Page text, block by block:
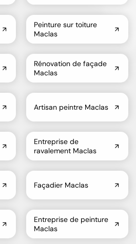
Peinture sur toiture
Maclas
Rénovation de façade
Maclas
Artisan peintre Maclas
Entreprise de
ravalement Maclas
Façadier Maclas
Entreprise de peinture
Maclas